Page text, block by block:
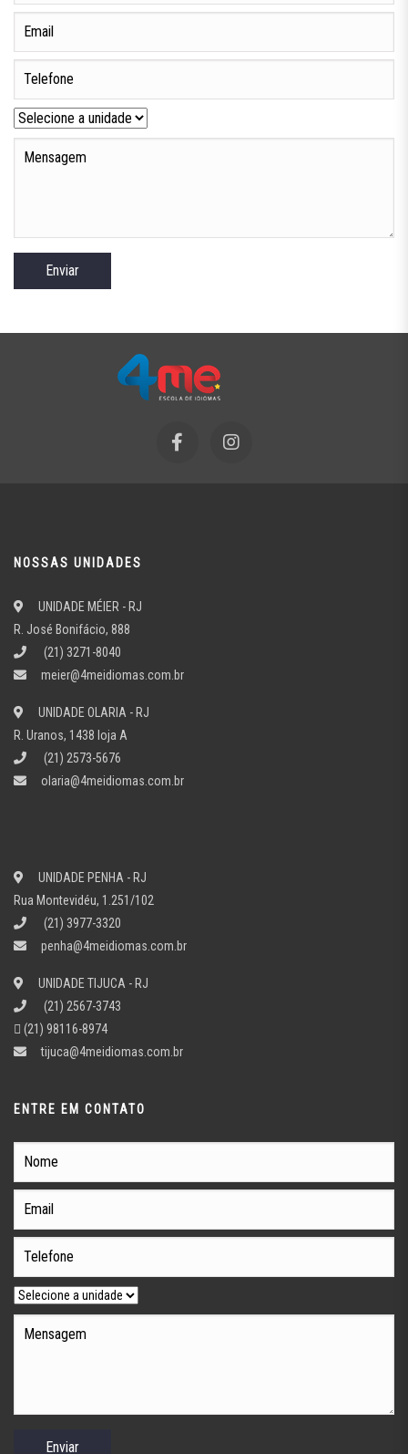
NOSSAS UNIDADES
UNIDADE MÉIER - RJ
R. José Bonifácio, 888
(21) 3271-8040
meier@4meidiomas.com.br
UNIDADE OLARIA - RJ
R. Uranos, 1438 loja A
(21) 2573-5676
olaria@4meidiomas.com.br
UNIDADE PENHA - RJ
Rua Montevidéu, 1.251/102
(21) 3977-3320
penha@4meidiomas.com.br
UNIDADE TIJUCA - RJ
(21) 2567-3743
(21) 98116-8974
tijuca@4meidiomas.com.br
ENTRE EM CONTATO